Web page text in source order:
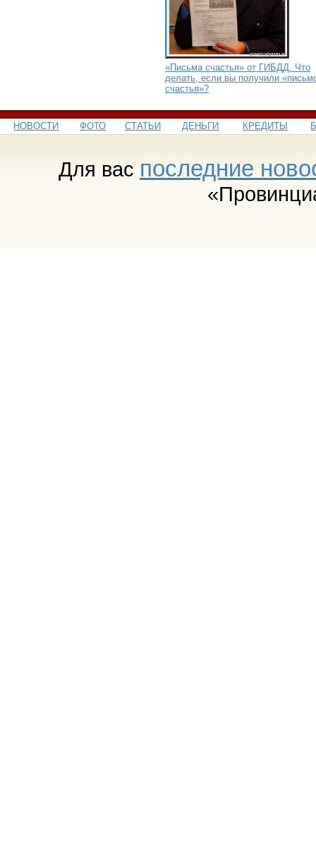
«Письма счастья» от ГИБДД. Что
делать, если вы получили
счастья»?
НОВОСТИ ФОТО СТАТЬИ ДЕНЬГИ КРЕДИТЫ
Для вас последние